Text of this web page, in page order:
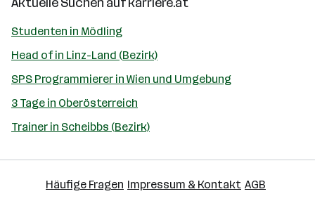
Studenten in Mödling
Head of in Linz-Land (Bezirk)
SPS Programmierer in Wien und Umgebung
3 Tage in Oberösterreich
Trainer in Scheibbs (Bezirk)
Häufige Fragen Impressum & Kontakt AGB